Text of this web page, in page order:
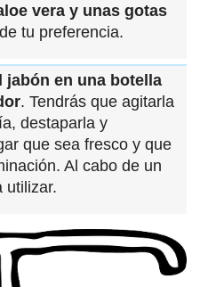
vera y unas gotas
de tu preferencia.
jabón en una botella
. Tendrás que agitarla
destaparla y
que sea fresco y que
Al cabo de un
utilizar.